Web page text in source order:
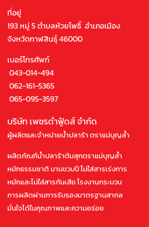
ที่อยู่
193 หมู่ 5 ตำบลห้วยโพธิ์ อำเภอเมือง
จังหวัดกาฬสินธุ์ 46000
เบอร์โทรศัพท์
043-014-494
062-161-5365
065-095-3597
บริษัท เพชรดำฟู้ดส์ จำกัด
ผู้ผลิตและจำหน่ายน้ำปลาร้า ตราแม่บุญล้ำ
ผลิตภัณฑ์น้ำปลาร้าต้มสุกตราแม่บุญล้ำ
หมักธรรมชาติ นานขวบปี ไม่ใส่สารเร่งการ
หมักและไม่ใส่สารกันเสีย โรงงานกระบวน
การผลิตผ่านการรับรองมาตรฐานสากล
มั่นใจได้ในคุณภาพและความอร่อย